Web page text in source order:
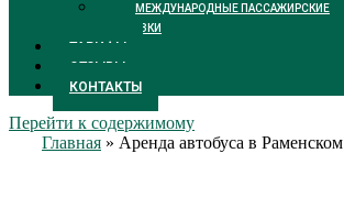
МЕЖДУНАРОДНЫЕ ПАССАЖИРСКИЕ
ПЕРЕВОЗКИ
ТАРИФЫ
ОТЗЫВЫ
КОНТАКТЫ
Перейти к содержимому
Главная » Аренда автобуса в Раменском